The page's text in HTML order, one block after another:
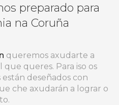
preparado para
na Coruña
queremos axudarte a
queres. Para iso os
están deseñados con
che axudarán a lograr o